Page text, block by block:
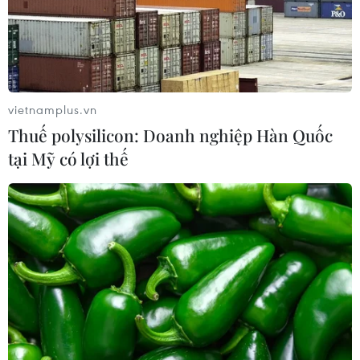
Mưa dông khiến hàng chục
chuyến bay tới Nội Bài không thể hạ
cánh
06/08/2026 04:37
Hà Tĩnh cảnh báo nguy cơ sạt lở trên
nhiều tuyến giao thông trước mùa
mưa bão
06/08/2026 04:34
Đồng Nai cảnh báo người dân không
ném vật thể vào phương tiện trên cao
tốc
06/08/2026 04:24
vietnamplus.vn
Thuế polysilicon: Doanh nghiệp Hàn Quốc
tại Mỹ có lợi thế